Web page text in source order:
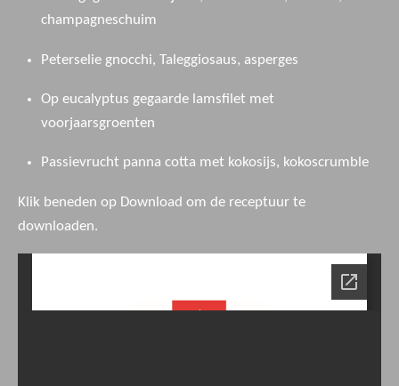
champagneschuim
Peterselie gnocchi, Taleggiosaus, asperges
Op eucalyptus gegaarde lamsfilet met
voorjaarsgroenten
Passievrucht panna cotta met kokosijs, kokoscrumble
Klik beneden op Download om de receptuur te
downloaden.